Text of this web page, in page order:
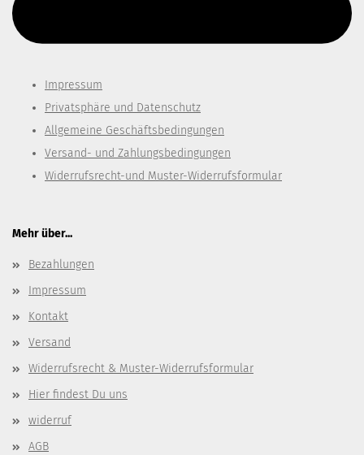
Impressum
Privatsphäre und Datenschutz
Allgemeine Geschäftsbedingungen
Versand- und Zahlungsbedingungen
Widerrufsrecht-und Muster-Widerrufsformular
Mehr über...
Bezahlungen
Impressum
Kontakt
Versand
Widerrufsrecht & Muster-Widerrufsformular
Hier findest Du uns
widerruf
AGB